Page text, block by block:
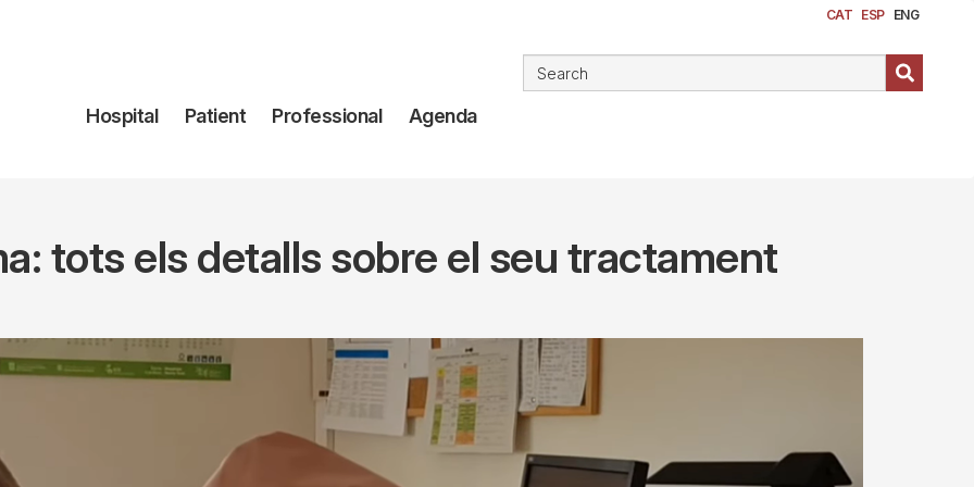
CAT ESP ENG
Navegación
Hospital Patient Professional Agenda
tots els detalls sobre el seu tractament